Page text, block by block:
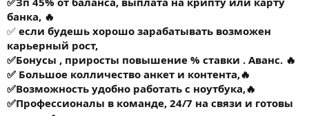
✅если будешь хорошо зарабатывать возможен
карьерный рост,
✅Бонусы , приросты повышение % ставки . Аванс. 🔥
✅ Большое колличество анкет и контента,🔥
✅Возможность удобно работать с ноутбука,🔥
✅Профессионалы в команде, 24/7 на связи и готовы
помочь🔥